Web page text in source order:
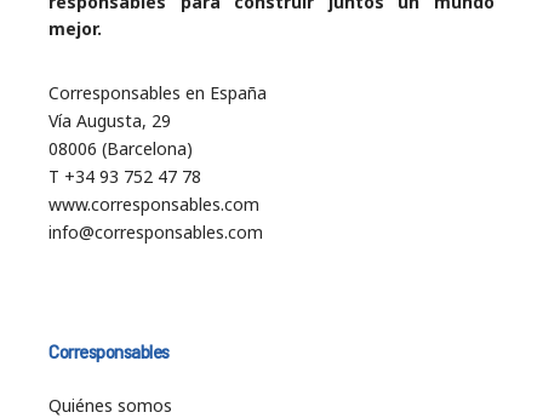
mejor.
Corresponsables en España
Vía Augusta, 29
08006 (Barcelona)
T +34 93 752 47 78
www.corresponsables.com
info@corresponsables.com
Corresponsables
Quiénes somos